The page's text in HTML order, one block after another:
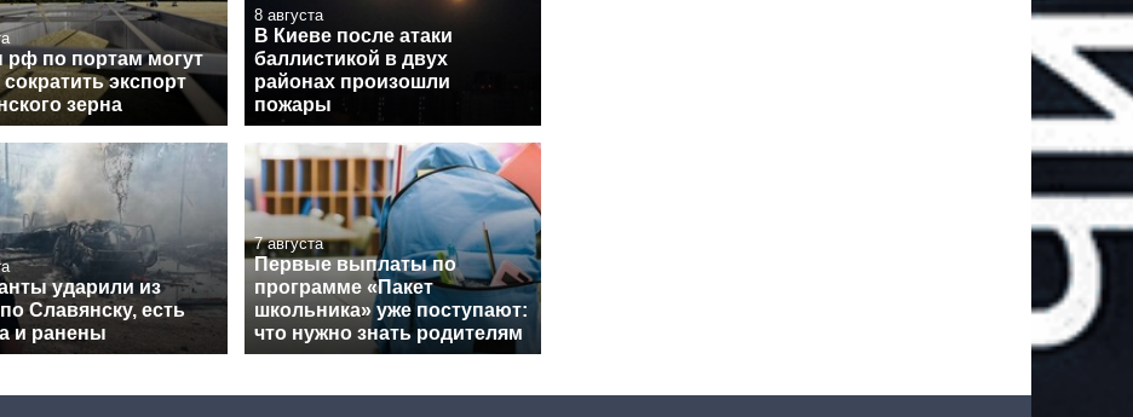
рф по портам могут
экспорт
зерна
8 августа
В Киеве после атаки
баллистикой в двух
районах произошли
пожары
ударили из
Славянску, есть
и ранены
7 августа
Первые выплаты по
программе «Пакет
школьника» уже поступают:
что нужно знать родителям